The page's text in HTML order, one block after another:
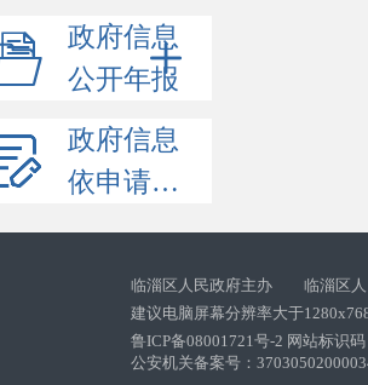
政府信息
公开年报
政府信息
依申请公开
临淄区人民政府主办 临淄区人
建议电脑屏幕分辨率大于
鲁ICP备08001721号-2 网站标识
公安机关备案号：